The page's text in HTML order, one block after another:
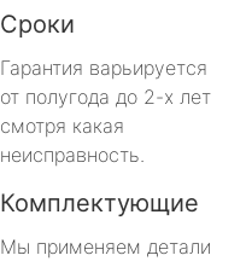
Сроки
Гарантия варьируется
от полугода до 2-х лет
смотря какая
неисправность.
Комплектующие
Мы применяем детали